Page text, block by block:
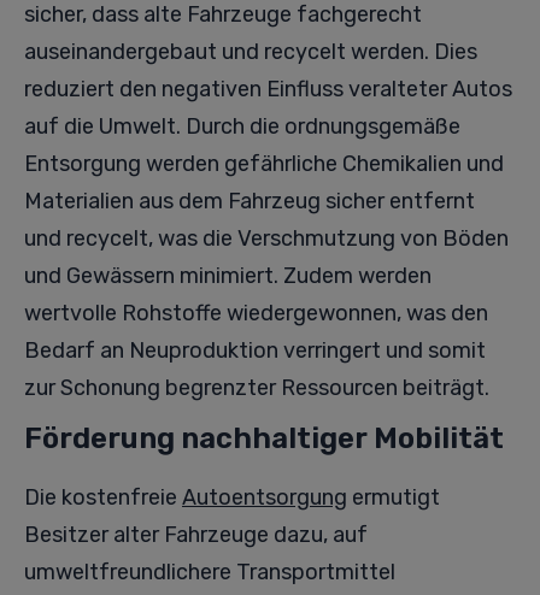
sicher, dass alte Fahrzeuge fachgerecht
auseinandergebaut und recycelt werden. Dies
reduziert den negativen Einfluss veralteter Autos
auf die Umwelt. Durch die ordnungsgemäße
Entsorgung werden gefährliche Chemikalien und
Materialien aus dem Fahrzeug sicher entfernt
und recycelt, was die Verschmutzung von Böden
und Gewässern minimiert. Zudem werden
wertvolle Rohstoffe wiedergewonnen, was den
Bedarf an Neuproduktion verringert und somit
zur Schonung begrenzter Ressourcen beiträgt.
Förderung nachhaltiger Mobilität
Die kostenfreie Autoentsorgung ermutigt
Besitzer alter Fahrzeuge dazu, auf
umweltfreundlichere Transportmittel